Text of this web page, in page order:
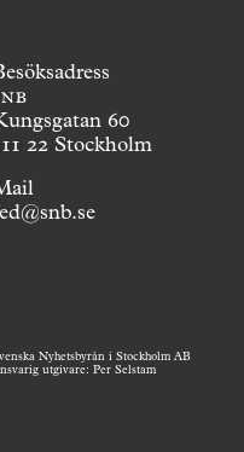
60
22 Stockholm
Nyhetsbyrån i Stockholm AB
utgivare: Per Selstam